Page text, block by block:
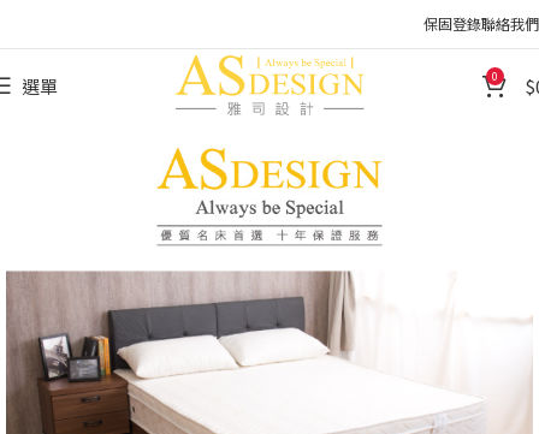
保固登錄聯絡我們
選單 0